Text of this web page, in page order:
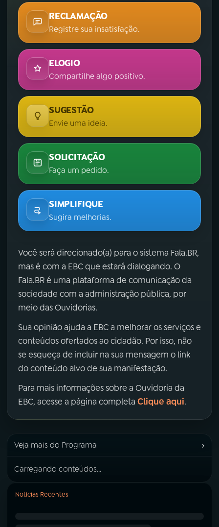
RECLAMAÇÃO
Registre sua insatisfação.
ELOGIO
Compartilhe algo positivo.
SUGESTÃO
Envie uma ideia.
SOLICITAÇÃO
Faça um pedido.
SIMPLIFIQUE
Sugira melhorias.
Você será direcionado(a) para o sistema Fala.BR,
mas é com a EBC que estará dialogando. O
Fala.BR é uma plataforma de comunicação da
sociedade com a administração pública, por
meio das Ouvidorias.
Sua opinião ajuda a EBC a melhorar os serviços e
conteúdos ofertados ao cidadão. Por isso, não
se esqueça de incluir na sua mensagem o link
do conteúdo alvo de sua manifestação.
Para mais informações sobre a Ouvidoria da
EBC, acesse a página completa Clique aqui.
Veja mais do Programa ›
Carregando conteúdos...
Notícias Recentes